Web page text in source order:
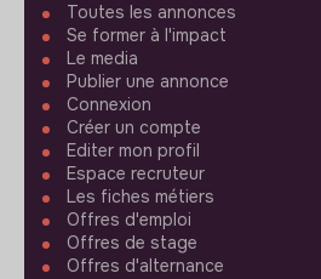
Toutes les annonces
Se former à l'impact
Le media
Publier une annonce
Connexion
Créer un compte
Editer mon profil
Espace recruteur
Les fiches métiers
Offres d'emploi
Offres de stage
Offres d'alternance